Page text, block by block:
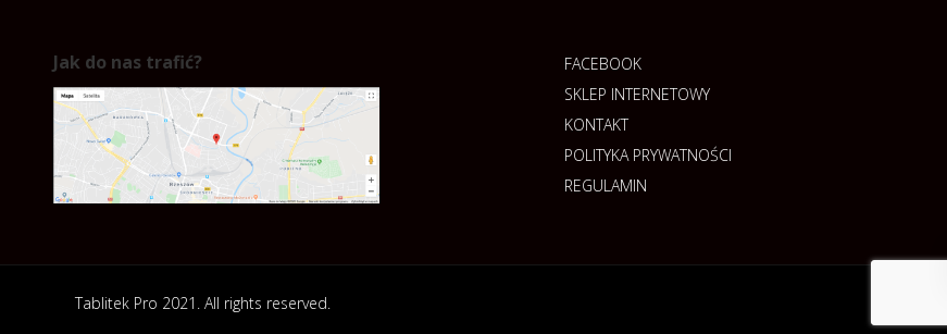
Jak do nas trafić?
FACEBOOK
SKLEP INTERNETOWY
KONTAKT
POLITYKA PRYWATNOŚCI
REGULAMIN
Tablitek Pro 2021. All rights reserved.